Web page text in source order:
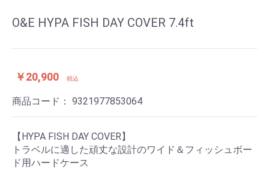
O&E HYPA FISH DAY COVER 7.4ft
￥20,900 税込
商品コード： 9321977853064
【HYPA FISH DAY COVER】
トラベルに適した頑丈な設計のワイド＆フィッシュボー
ド用ハードケース